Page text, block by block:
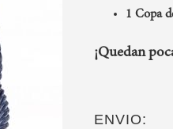
1 Copa
¡Quedan
ENVIO: